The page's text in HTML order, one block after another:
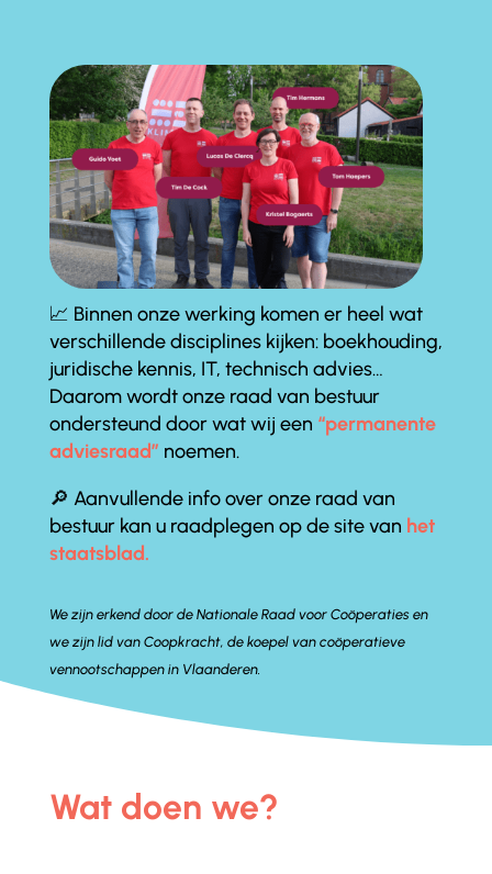
📈 Binnen onze werking komen er heel wat
verschillende disciplines kijken: boekhouding,
juridische kennis, IT, technisch advies…
Daarom wordt onze raad van bestuur
ondersteund door wat wij een “permanente
adviesraad” noemen.
🔎 Aanvullende info over onze raad van
bestuur kan u raadplegen op de site van het
staatsblad.
We zijn erkend door de Nationale Raad voor Coöperaties en
we zijn lid van Coopkracht, de koepel van coöperatieve
vennootschappen in Vlaanderen.
Wat doen we?